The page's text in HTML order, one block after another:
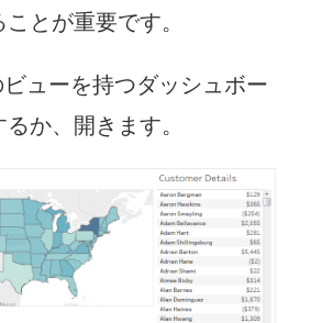
く
とが重要です。
ューを持つダッシュボー
るか、開きます。